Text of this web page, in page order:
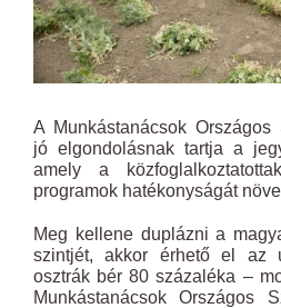
A Munkástanácsok Országos
jó elgondolásnak tartja a
amely a
programok hatékonyságát
Meg kellene duplázni a
szintjét, akkor érhető el az
osztrák bér 80 százaléka –
Munkástanácsok Országos